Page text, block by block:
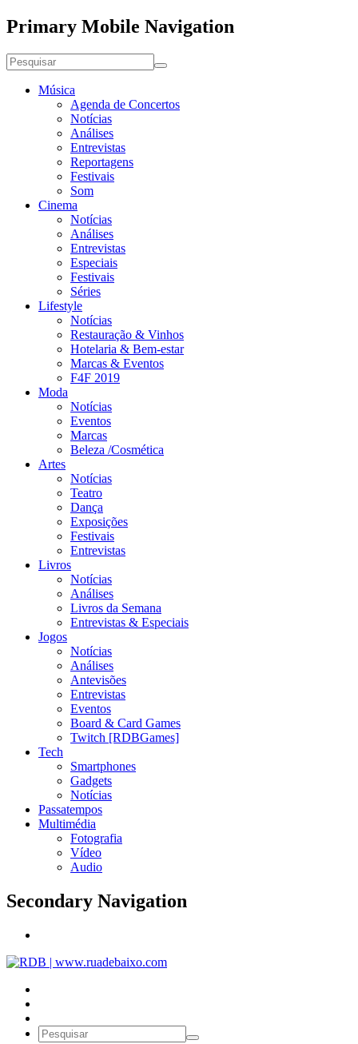
Primary Mobile Navigation
Música
Agenda de Concertos
Notícias
Análises
Entrevistas
Reportagens
Festivais
Som
Cinema
Notícias
Análises
Entrevistas
Especiais
Festivais
Séries
Lifestyle
Notícias
Restauração & Vinhos
Hotelaria & Bem-estar
Marcas & Eventos
F4F 2019
Moda
Notícias
Eventos
Marcas
Beleza /Cosmética
Artes
Notícias
Teatro
Dança
Exposições
Festivais
Entrevistas
Livros
Notícias
Análises
Livros da Semana
Entrevistas & Especiais
Jogos
Notícias
Análises
Antevisões
Entrevistas
Eventos
Board & Card Games
Twitch [RDBGames]
Tech
Smartphones
Gadgets
Notícias
Passatempos
Multimédia
Fotografia
Vídeo
Audio
Secondary Navigation